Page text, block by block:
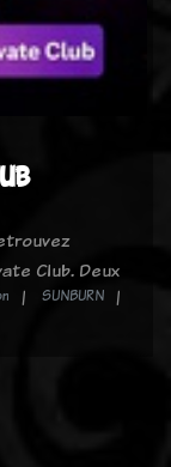
Club. Deux
SUNBURN